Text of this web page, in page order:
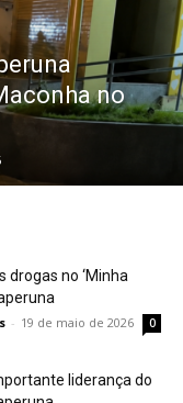
no
drogas no ‘Minha
- 19 de maio de 2026 0
liderança do